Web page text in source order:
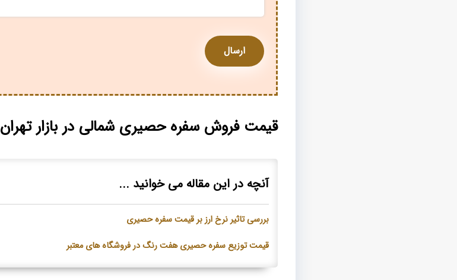
قیمت فروش سفره حصیری شمالی در بازار تهران
آنچه در این مقاله می خوانید ...
بررسی تاثیر نرخ ارز بر قیمت سفره حصیری
قیمت توزیع سفره حصیری هفت رنگ در فروشگاه های معتبر